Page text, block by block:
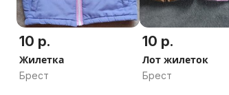
10 р.
Жилетка
Брест
10 р.
Лот жилеток
Брест